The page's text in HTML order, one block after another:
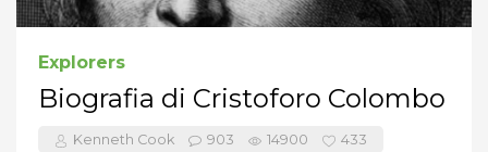
Explorers
Biografia di Cristoforo Colombo
Kenneth Cook 903 14900 433